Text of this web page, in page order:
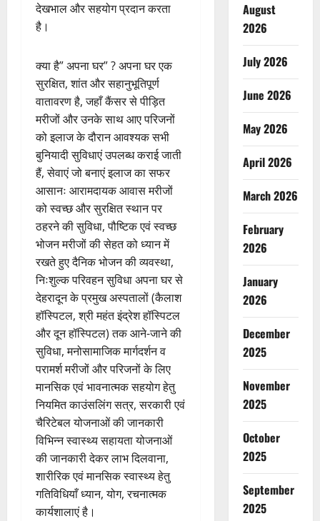
देखभाल और सहयोग प्रदान करता
है।
क्या है” अपना घर” ? अपना घर एक
सुरक्षित, शांत और सहानुभूतिपूर्ण
वातावरण है, जहाँ कैंसर से पीड़ित
मरीजों और उनके साथ आए परिजनों
को इलाज के दौरान आवश्यक सभी
बुनियादी सुविधाएं उपलब्ध कराई जाती
हैं, सेवाएं जो बनाएं इलाज का सफर
आसानः आरामदायक आवास मरीजों
को स्वच्छ और सुरक्षित स्थान पर
ठहरने की सुविधा, पौष्टिक एवं स्वच्छ
भोजन मरीजों की सेहत को ध्यान में
रखते हुए दैनिक भोजन की व्यवस्था,
निःशुल्क परिवहन सुविधा अपना घर से
देहरादून के प्रमुख अस्पतालों (कैलाश
हॉस्पिटल, श्री महंत इंद्रेश हॉस्पिटल
और दून हॉस्पिटल) तक आने-जाने की
सुविधा, मनोसामाजिक मार्गदर्शन व
परामर्श मरीजों और परिजनों के लिए
मानसिक एवं भावनात्मक सहयोग हेतु
नियमित काउंसलिंग सत्र, सरकारी एवं
चैरिटेबल योजनाओं की जानकारी
विभिन्न स्वास्थ्य सहायता योजनाओं
की जानकारी देकर लाभ दिलवाना,
शारीरिक एवं मानसिक स्वास्थ्य हेतु
गतिविधियाँ ध्यान, योग, रचनात्मक
कार्यशालाएं है।
August
2026
July 2026
June 2026
May 2026
April 2026
March 2026
February
2026
January
2026
December
2025
November
2025
October
2025
September
2025